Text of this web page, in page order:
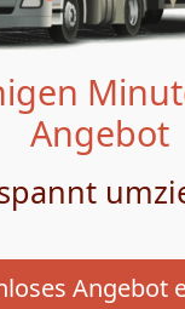
Angebot
Angebot